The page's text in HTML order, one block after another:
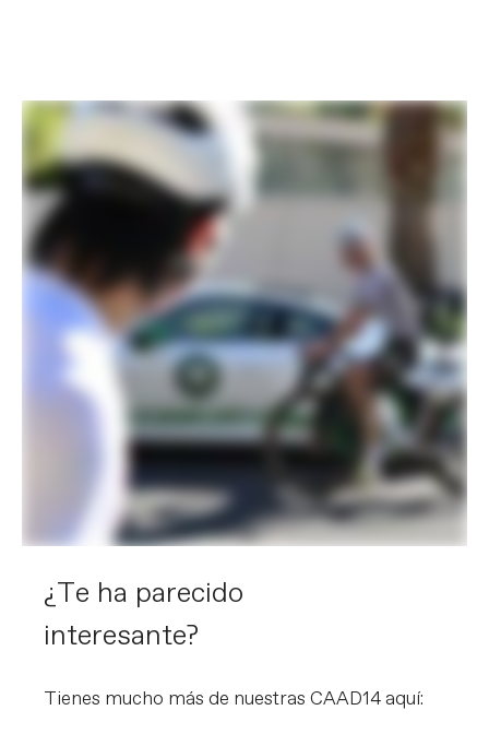
¿Te ha parecido
interesante?
Tienes mucho más de nuestras CAAD14 aquí: